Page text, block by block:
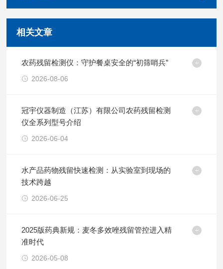
相关文章
农药残留检测仪：守护餐桌安全的“初筛哨兵”
2026-08-06
冠宇仪器制造（江苏）有限公司农药残留检测
仪全系列型号介绍
2026-06-04
水产品药物残留快速检测：从实验室到现场的
技术跨越
2026-06-25
2025版药典新规：麦冬多效唑残留管控进入精
准时代
2026-05-08